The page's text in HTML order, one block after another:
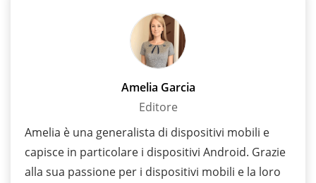
Amelia Garcia
Editore
Amelia è una generalista di dispositivi mobili e
capisce in particolare i dispositivi Android. Grazie
alla sua passione per i dispositivi mobili e la loro